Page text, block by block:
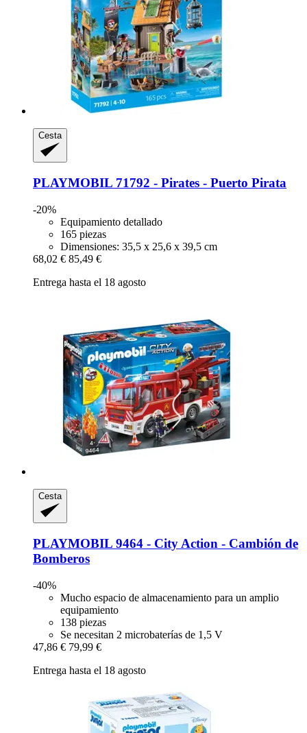
Cesta
PLAYMOBIL 71792 -​ Pirates -​ Puerto Pirata
-20%
Equipamiento detallado
165 piezas
Dimensiones: 35,5 x 25,6 x 39,5 cm
68,02 € 85,49 €
Entrega hasta el 18 agosto
Cesta
PLAYMOBIL 9464 -​ City Action -​ Cambión de
Bomberos
-40%
Mucho espacio de almacenamiento para un amplio
equipamiento
138 piezas
Se necesitan 2 microbaterías de 1,5 V
47,86 € 79,99 €
Entrega hasta el 18 agosto